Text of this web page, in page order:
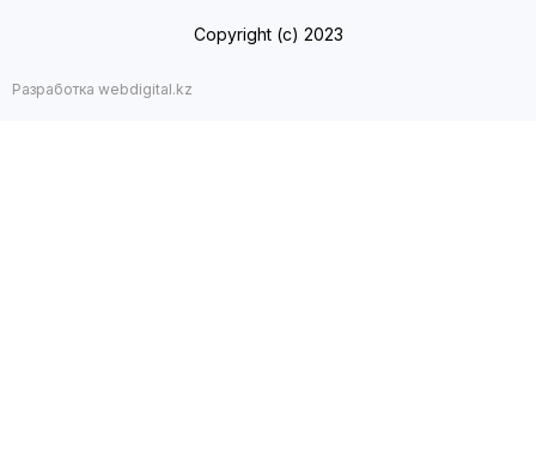
Copyright (с) 2023
Разработка webdigital.kz